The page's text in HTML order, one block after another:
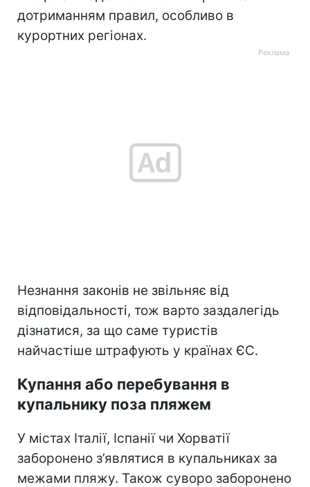
дотриманням правил, особливо в
курортних регіонах.
Незнання законів не звільняє від
відповідальності, тож варто заздалегідь
дізнатися, за що саме туристів
найчастіше штрафують у країнах ЄС.
Купання або перебування в
купальнику поза пляжем
У містах Італії, Іспанії чи Хорватії
заборонено з’являтися в купальниках за
межами пляжу. Також суворо заборонено